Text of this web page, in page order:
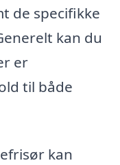
de specifikke
kan du
er
til både
kan